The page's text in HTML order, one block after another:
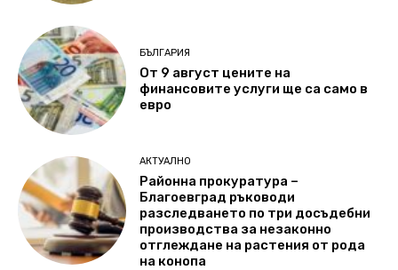
БЪЛГАРИЯ
От 9 август цените на
финансовите услуги ще са само в
евро
АКТУАЛНО
Районна прокуратура –
Благоевград ръководи
разследването по три досъдебни
производства за незаконно
отглеждане на растения от рода
на конопа